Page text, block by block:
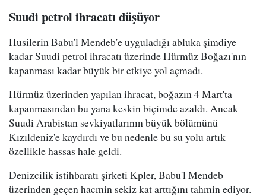
Suudi petrol ihracatı düşüyor
Husilerin Babu'l Mendeb'e uyguladığı abluka şimdiye
kadar Suudi petrol ihracatı üzerinde Hürmüz Boğazı'nın
kapanması kadar büyük bir etkiye yol açmadı.
Hürmüz üzerinden yapılan ihracat, boğazın 4 Mart'ta
kapanmasından bu yana keskin biçimde azaldı. Ancak
Suudi Arabistan sevkiyatlarının büyük bölümünü
Kızıldeniz'e kaydırdı ve bu nedenle bu su yolu artık
özellikle hassas hale geldi.
Denizcilik istihbaratı şirketi Kpler, Babu'l Mendeb
üzerinden geçen hacmin sekiz kat arttığını tahmin ediyor.